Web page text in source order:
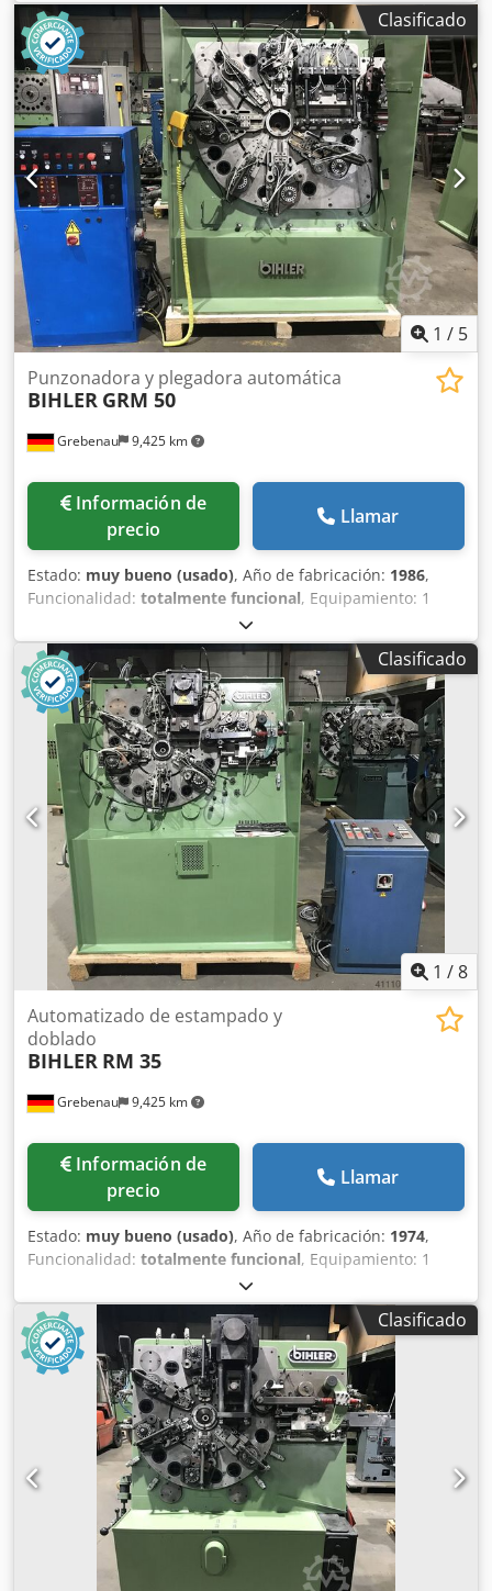
dobladora Marca: BIHLER Tipo: RM25 Ano: 1963 gama de
diámetro: 0,5-2,5 mm ancho de fleje: 50 mm largo de
alimentacion: 170 mm Dcjdpfx Aowi S Rtshuok número de
colisas: 5 fuerza de estampar: 5 to rendimiento -
piezas/min: 225 Sitio: Nuestros almacén
Clasificado
1 / 5
Grebenau 9,425 km
Punzonadora y plegadora automática
BIHLER GRM 50
Información de
precio
Llamar
Estado: muy bueno (usado), Año de fabricación: 1986,
Funcionalidad: totalmente funcional, Equipamiento: 1
carro de avance derecho 1 prensa excéntrica de dos
puntos 250 kN Dcedpfx Aetzlzaehujk 4 unidades de carro
estándar 1 unidad de carro estrecho 1 eje de control Área
de trabajo: Diámetro de alambre: 0,5 - 5,0 mm Ancho de
banda: máx. 40 mm Longitud de avance: máx. 320 mm
Rendimiento: máx. 135/min
Clasificado
1 /8
Grebenau 9,425 km
Automatizado de estampado y
doblado
BIHLER RM 35
Información de
precio
Llamar
Estado: muy bueno (usado), Año de fabricación: 1974,
Funcionalidad: totalmente funcional, Equipamiento: 1
unidad de alimentador de pinza derecho 1 prensa
excéntrica de 70 kN 4 unidades de carro deslizante
estándar 1 unidad de carro deslizante estrecho Área de
trabajo: Grosor del alambre: 0,5 - 3,5 mm Ancho de banda:
hasta 32 mm Longitud de avance: hasta 170 mm Dsdpfx
Aoyn Rg Ajhusck Rendimiento: hasta 250/min.
Clasificado